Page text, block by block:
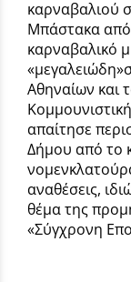
καρναβαλιού
Μπάστακα
καρναβαλικό
Αθηναίων και
απαίτησε
Δήμου από το
αναθέσεις,
θέμα της
«Σύγχρονη